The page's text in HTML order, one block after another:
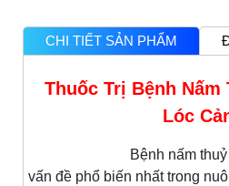
CHI TIẾT SẢN PHẨM
Thuốc Trị Bệnh Nấm
Lóc
Bệnh nấm thuỷ mi là
vấn đề phổ biến nhất trong